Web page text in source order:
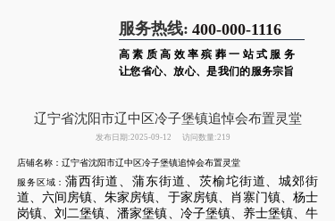
服务热线: 400-000-1116
高素质高效率殡葬一站式服务
让您省心、放心、是我们的服务宗旨
辽宁省沈阳市辽中区冷子堡镇追悼会布置灵堂
发布日期:2025-09-12 访问数量:219
店铺名称：辽宁省沈阳市辽中区冷子堡镇追悼会布置灵堂
服务区域：蒲西街道、蒲东街道、茨榆坨街道、城郊街
道、六间房镇、朱家房镇、于家房镇、肖寨门镇、杨士
岗镇、刘二堡镇、潘家堡镇、冷子堡镇、养士堡镇、牛